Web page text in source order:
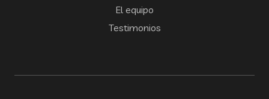
El equipo
Testimonios